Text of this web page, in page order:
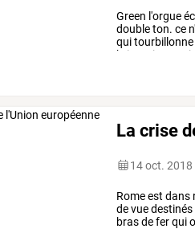
Green l'orgue
doubleton. ce
quitourbillonne
britannique
qui
La crise
14 oct. 2018
Romeest dans
devuedestinés
brasdeferqui